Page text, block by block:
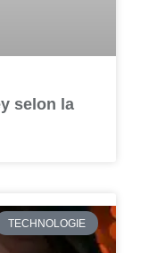
selon la
TECHNOLOGIE